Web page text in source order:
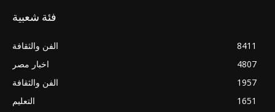
فئة شعبية
الفن والثقافة
8411
اخبار مصر
4807
الفن والثقافة
1957
التعليم
1651